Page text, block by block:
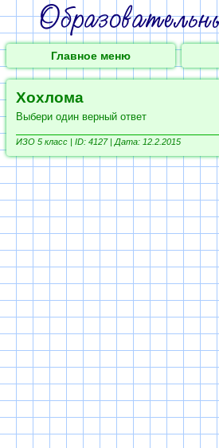
Главное меню
Хохлома
Выбери один верный ответ
ИЗО 5 класс | ID: 4127 | Дата: 12.2.2015